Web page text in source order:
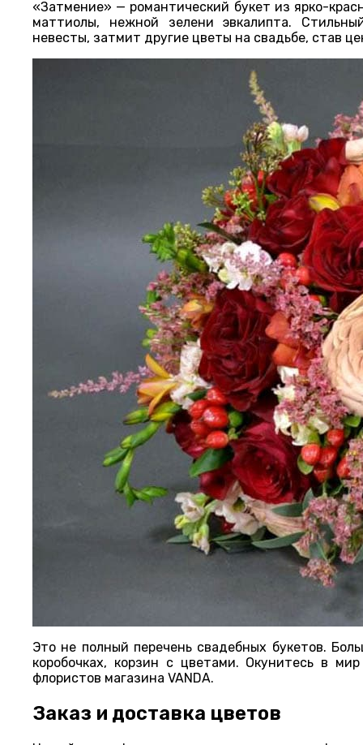
«Затмение» — романтический букет из ярко-
маттиолы, нежной зелени эвкалипта.
невесты, затмит другие цветы на свадьбе, став
Это не полный перечень свадебных букетов.
коробочках, корзин с цветами. Окунитесь в
флористов магазина VANDA.
Заказ и доставка цветов